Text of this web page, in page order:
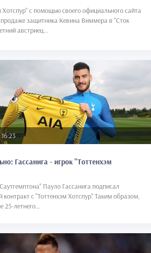
Хотспур" с помощью своего официального сайта
защитника Кевина Виммера в "Сток
австриец...
Гассанига - игрок "Тоттенхэм
Пауло Гассанига подписал
контракт с "Тоттенхэм Хотспур". Таким образом,
25-летнего...